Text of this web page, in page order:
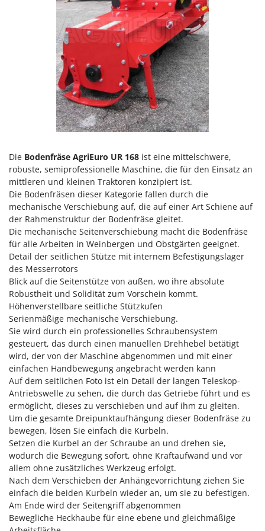
Heckenscheren
Heißluftfritteusen
Heizkanonen und Elektroheizer
Hochdruckreiniger
Hochgrasmäher
Holzbacköfen Außenbereich für Pizza und Braten
Holzspalter
Hubwagen
K
Kabelpflüge für die Drainage
Kartoffellegemaschine für Traktoren
Kartoffelroder für Traktoren
Kehrmaschinen
Kettensägen
Kippbare Heckschaufeln für Traktoren
Klimaanlagen – Klimageräte
Knetmaschinen
Knochensägen
Kompressoren - elektrisch
Kompressoren für Ernte und Baumschnitt
Kreiseleggen
Küchenreiben - elektrisch
Kükenaufzuchtboxen
L
Laderampe aus Aluminium
Laubsauger - Laubbläser
Laubsauger auf Rädern
Luftentfeuchter
Luftkühler mit Wasserverdunstung
Comet
Cresco
Cruccolini
Dal Degan
DeWalt
Di Martino
Diavola Pro
Diesse
Docma
Dominion
Dreame
E
Echo
EcoFlow
Edilmark
Effeuno
Einhell
Elegen
Energy Gruppi
Enotecnica Pillan
Eschenfelder
EuroMech
Eurosystems
F
FAC
Fama Industrie
Die Bodenfräse AgriEuro UR 168 ist eine mittelschwere,
robuste, semiprofessionelle Maschine, die für den Einsatz an
mittleren und kleinen Traktoren konzipiert ist.
Die Bodenfräsen dieser Kategorie fallen durch die
mechanische Verschiebung auf, die auf einer Art Schiene auf
der Rahmenstruktur der Bodenfräse gleitet.
Die mechanische Seitenverschiebung macht die Bodenfräse
für alle Arbeiten in Weinbergen und Obstgärten geeignet.
Detail der seitlichen Stütze mit internem Befestigungslager
des Messerrotors
Blick auf die Seitenstütze von außen, wo ihre absolute
Robustheit und Solidität zum Vorschein kommt.
Höhenverstellbare seitliche Stützkufen
Serienmäßige mechanische Verschiebung.
Sie wird durch ein professionelles Schraubensystem
gesteuert, das durch einen manuellen Drehhebel betätigt
wird, der von der Maschine abgenommen und mit einer
einfachen Handbewegung angebracht werden kann
Auf dem seitlichen Foto ist ein Detail der langen Teleskop-
Antriebswelle zu sehen, die durch das Getriebe führt und es
ermöglicht, dieses zu verschieben und auf ihm zu gleiten.
Um die gesamte Dreipunktaufhängung dieser Bodenfräse zu
bewegen, lösen Sie einfach die Kurbeln.
Setzen die Kurbel an der Schraube an und drehen sie,
wodurch die Bewegung sofort, ohne Kraftaufwand und vor
allem ohne zusätzliches Werkzeug erfolgt.
Nach dem Verschieben der Anhängevorrichtung ziehen Sie
einfach die beiden Kurbeln wieder an, um sie zu befestigen.
Am Ende wird der Seitengriff abgenommen
Bewegliche Heckhaube für eine ebene und gleichmäßige